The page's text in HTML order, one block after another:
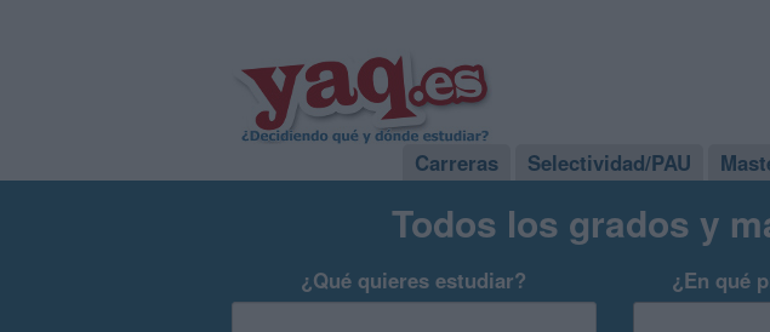
Carreras Selectividad/PAU
Todos los grados y
¿Qué quieres estudiar? ¿En qué